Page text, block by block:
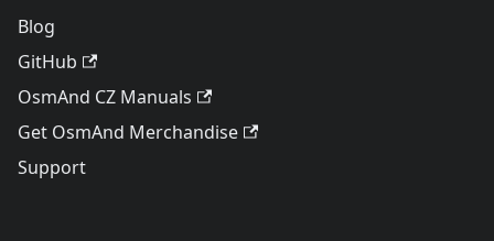
Blog
GitHub
OsmAnd CZ Manuals
Get OsmAnd Merchandise
Support